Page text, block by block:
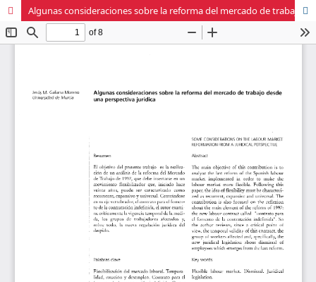
Algunas consideraciones sobre la reforma del mercado de trabajo desde una perspectiva jurídica